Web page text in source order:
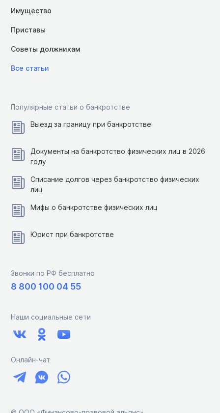
Имущество
Приставы
Советы должникам
Все статьи
Популярные статьи о банкротстве
Выезд за границу при банкротстве
Документы на банкротство физических лиц в 2026
году
Списание долгов через банкротство физических
лиц
Мифы о банкротстве физических лиц
Юрист при банкротстве
Звонки по РФ бесплатно
8 800 100 04 55
Наши социальные сети
Онлайн-чат